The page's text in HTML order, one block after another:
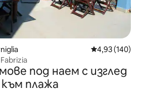
Средна
4,93 (140)
под наем с изглед
към плажа